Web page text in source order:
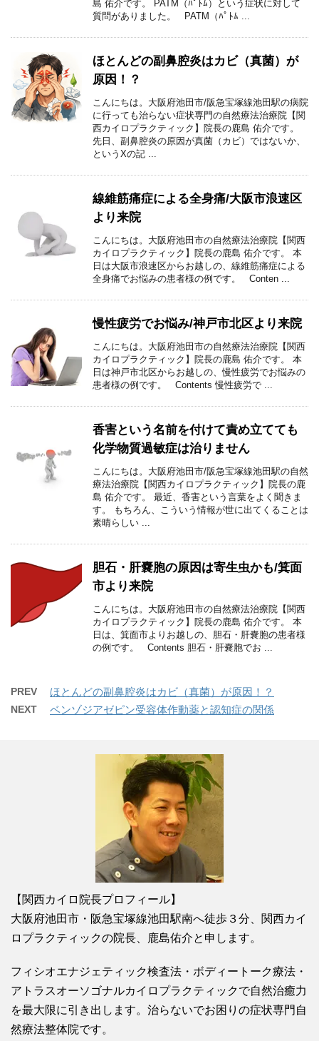
島 佑介です。 PATM（ﾊﾟﾄﾑ）という症状に対して
質問がありました。 PATM（ﾊﾟﾄﾑ ...
ほとんどの副鼻腔炎はカビ（真菌）が
原因！？
こんにちは。大阪府池田市/阪急宝塚線池田駅の病院
に行っても治らない症状専門の自然療法治療院【関
西カイロプラクティック】院長の鹿島 佑介です。
先日、副鼻腔炎の原因が真菌（カビ）ではないか、
というXの記 ...
線維筋痛症による全身痛/大阪市浪速区
より来院
こんにちは。大阪府池田市の自然療法治療院【関西
カイロプラクティック】院長の鹿島 佑介です。 本
日は大阪市浪速区からお越しの、線維筋痛症による
全身痛でお悩みの患者様の例です。 Conten ...
慢性疲労でお悩み/神戸市北区より来院
こんにちは。大阪府池田市の自然療法治療院【関西
カイロプラクティック】院長の鹿島 佑介です。 本
日は神戸市北区からお越しの、慢性疲労でお悩みの
患者様の例です。 Contents 慢性疲労で ...
香害という名前を付けて責め立てても
化学物質過敏症は治りません
こんにちは。大阪府池田市/阪急宝塚線池田駅の自然
療法治療院【関西カイロプラクティック】院長の鹿
島 佑介です。 最近、香害という言葉をよく聞きま
す。 もちろん、こういう情報が世に出てくることは
素晴らしい ...
胆石・肝嚢胞の原因は寄生虫かも/箕面
市より来院
こんにちは。大阪府池田市の自然療法治療院【関西
カイロプラクティック】院長の鹿島 佑介です。 本
日は、箕面市よりお越しの、胆石・肝嚢胞の患者様
の例です。 Contents 胆石・肝嚢胞でお ...
PREV ほとんどの副鼻腔炎はカビ（真菌）が原因！？
NEXT ベンゾジアゼピン受容体作動薬と認知症の関係
【関西カイロ院長プロフィール】
大阪府池田市・阪急宝塚線池田駅南へ徒歩３分、関西カイ
ロプラクティックの院長、鹿島佑介と申します。
フィシオエナジェティック検査法・ボディートーク療法・
アトラスオーソゴナルカイロプラクティックで自然治癒力
を最大限に引き出します。治らないでお困りの症状専門自
然療法整体院です。